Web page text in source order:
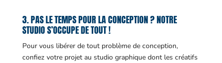
3. PAS LE TEMPS POUR LA CONCEPTION ? NOTRE
STUDIO S’OCCUPE DE TOUT !
Pour vous libérer de tout problème de conception,
confiez votre projet au studio graphique dont les créatifs